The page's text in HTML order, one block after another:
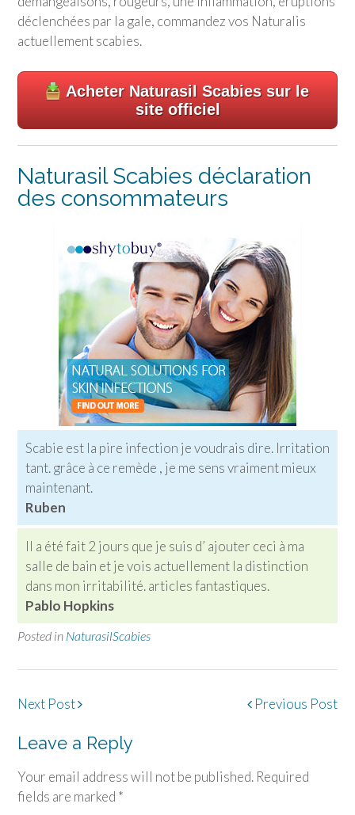
déclenchées par la gale, commandez vos Naturalis
actuellement scabies.
Acheter Naturasil Scabies sur le
site officiel
Naturasil Scabies déclaration
des consommateurs
Scabie est la pire infection je voudrais dire. Irritation
tant. grâce à ce remède , je me sens vraiment mieux
maintenant.
Ruben
Il a été fait 2 jours que je suis d’ ajouter ceci à ma
salle de bain et je vois actuellement la distinction
dans mon irritabilité. articles fantastiques.
Pablo Hopkins
Posted in NaturasilScabies
Post
Previous Post
Next Post
Leave a Reply
Your email address will not be published. Required
fields are marked *